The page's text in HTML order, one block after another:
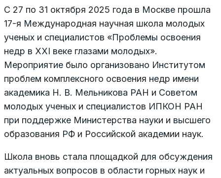
С 27 по 31 октября 2025 года в Москве прошла
17-я Международная научная школа молодых
ученых и специалистов «Проблемы освоения
недр в XXI веке глазами молодых».
Мероприятие было организовано Институтом
проблем комплексного освоения недр имени
академика Н. В. Мельникова РАН и Советом
молодых ученых и специалистов ИПКОН РАН
при поддержке Министерства науки и высшего
образования РФ и Российской академии наук.
Школа вновь стала площадкой для обсуждения
актуальных вопросов в области горных наук и